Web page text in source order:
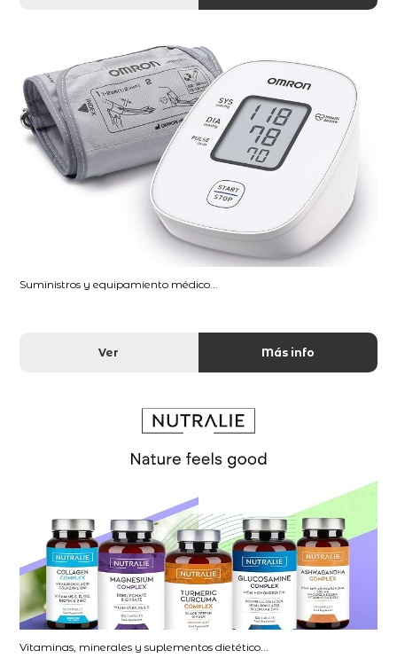
Suministros y equipamiento médico...
Ver Más info
Vitaminas, minerales y suplementos dietético...